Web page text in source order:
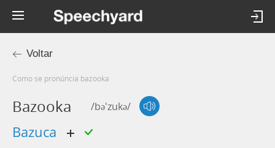
Voltar
Como se pronúncia bazooka
Bazooka /bə'zukə/
bazuca